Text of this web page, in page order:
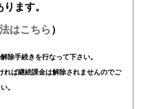
ます。
はこちら）
除手続きを行なって下さい。
れば継続課金は解除されませんのでご
。